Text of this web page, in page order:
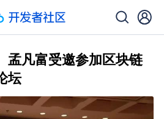
孟凡富受邀参加区块链
坛